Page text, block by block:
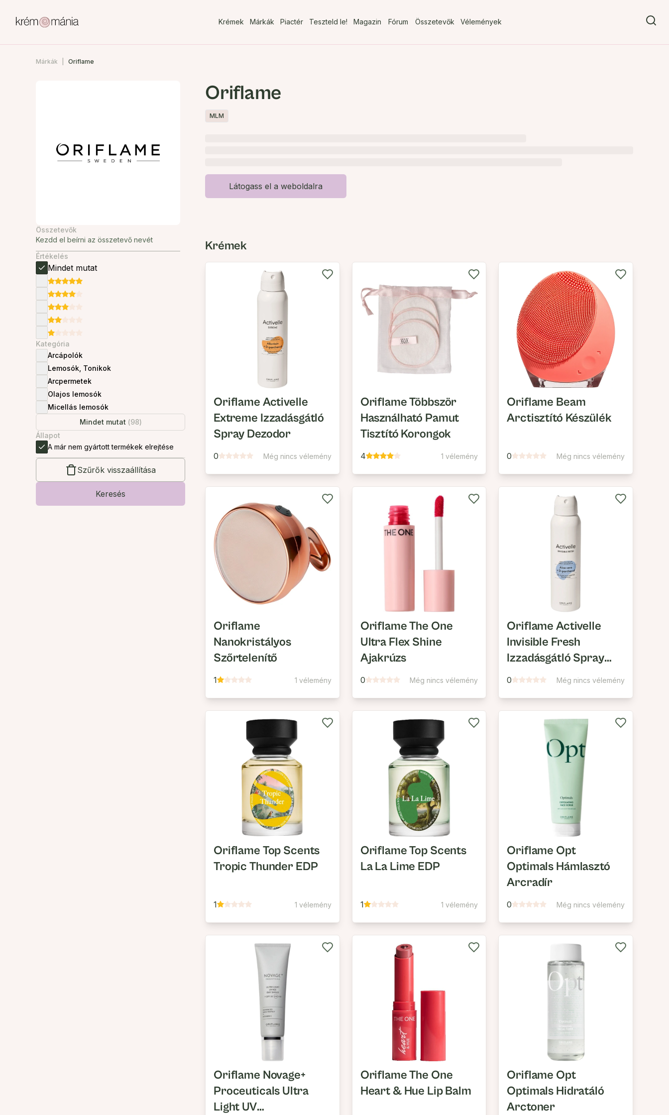
Krémek Márkák Piactér Teszteld le! Magazin Fórum Összetevők Vélemények
Márkák Oriflame
Összetevők
Értékelés
Mindet mutat
Kategória
Arcápolók
Lemosók, Tonikok
Arcpermetek
Olajos lemosók
Micellás lemosók
Mindet mutat (98)
Állapot
A már nem gyártott termékek elrejtése
Szűrők visszaállítása
Keresés
Oriflame
MLM
Látogass el a weboldalra
Krémek
Oriflame Activelle
Extreme Izzadásgátló
Spray Dezodor
0 Még nincs vélemény
Oriflame Többször
Használható Pamut
Tisztító Korongok
4 1 vélemény
Oriflame Beam
Arctisztító Készülék
0 Még nincs vélemény
Oriflame
Nanokristályos
Szőrtelenítő
1 1 vélemény
Oriflame The One
Ultra Flex Shine
Ajakrúzs
0 Még nincs vélemény
Oriflame Activelle
Invisible Fresh
Izzadásgátló Spray
Dezodor
0 Még nincs vélemény
Oriflame Top Scents
Tropic Thunder EDP
1 1 vélemény
Oriflame Top Scents
La La Lime EDP
1 1 vélemény
Oriflame Opt
Optimals Hámlasztó
Arcradír
0 Még nincs vélemény
Oriflame Novage+
Proceuticals Ultra
Light UV
Oriflame The One
Heart & Hue Lip Balm
Oriflame Opt
Optimals Hidratáló
Arctoner